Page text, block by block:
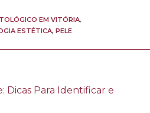
EM VITÓRIA,
ESTÉTICA, PELE
Dicas Para Identificar e